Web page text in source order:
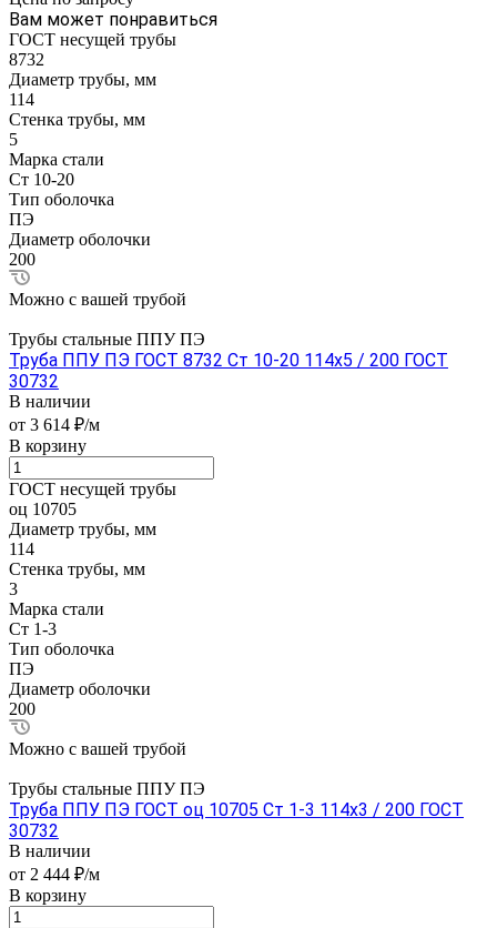
Вам может понравиться
ГОСТ несущей трубы
8732
Диаметр трубы, мм
114
Стенка трубы, мм
5
Марка стали
Ст 10-20
Тип оболочка
ПЭ
Диаметр оболочки
200
Можно с вашей трубой
Трубы стальные ППУ ПЭ
Труба ППУ ПЭ ГОСТ 8732 Ст 10-20 114x5 / 200 ГОСТ
30732
В наличии
от 3 614 ₽/м
В корзину
ГОСТ несущей трубы
оц 10705
Диаметр трубы, мм
114
Стенка трубы, мм
3
Марка стали
Ст 1-3
Тип оболочка
ПЭ
Диаметр оболочки
200
Можно с вашей трубой
Трубы стальные ППУ ПЭ
Труба ППУ ПЭ ГОСТ оц 10705 Ст 1-3 114x3 / 200 ГОСТ
30732
В наличии
от 2 444 ₽/м
В корзину